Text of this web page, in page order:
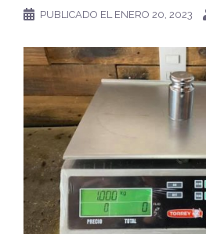
PUBLICADO EL ENERO 20, 2023